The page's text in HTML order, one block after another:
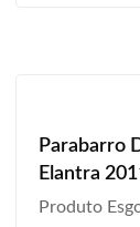
Parabarro
Elantra
2015
Produto